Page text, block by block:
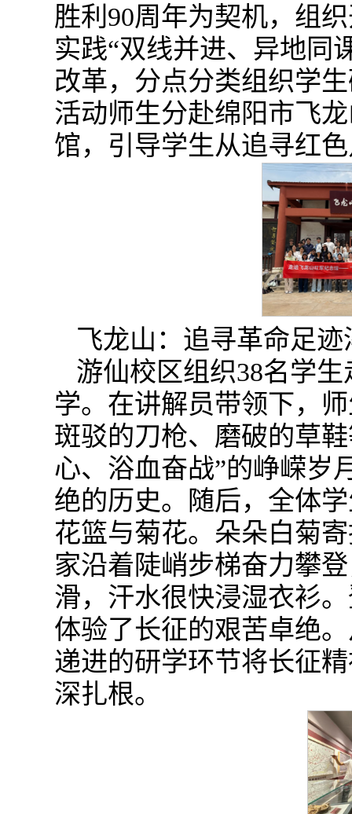
胜利90周年为契机，组
实践“双线并进、异地同
改革，分点分类组织学
活动师生分赴绵阳市飞
馆，引导学生从追寻红
飞龙山：追寻革命足
游仙校区组织38名学
学。在讲解员带领下，
斑驳的刀枪、磨破的草
心、浴血奋战”的峥嵘岁
绝的历史。随后，全体
花篮与菊花。朵朵白菊
家沿着陡峭步梯奋力攀
滑，汗水很快浸湿衣衫
体验了长征的艰苦卓绝
递进的研学环节将长征
深扎根。